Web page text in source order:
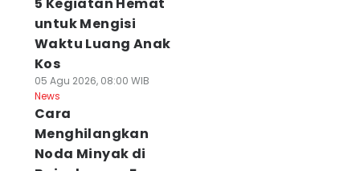
Honda Vario
160, Stylish
Bandel di
Medan
Agu 2026, 19:25 WIB
Sumut Buka
Pendaftaran SMA
PJJ untuk Anak
18 Tahun
untuk Mengisi
Waktu Luang Anak
Kos
05 Agu 2026, 08:00 WIB
News
Cara
Menghilangkan
Noda Minyak di